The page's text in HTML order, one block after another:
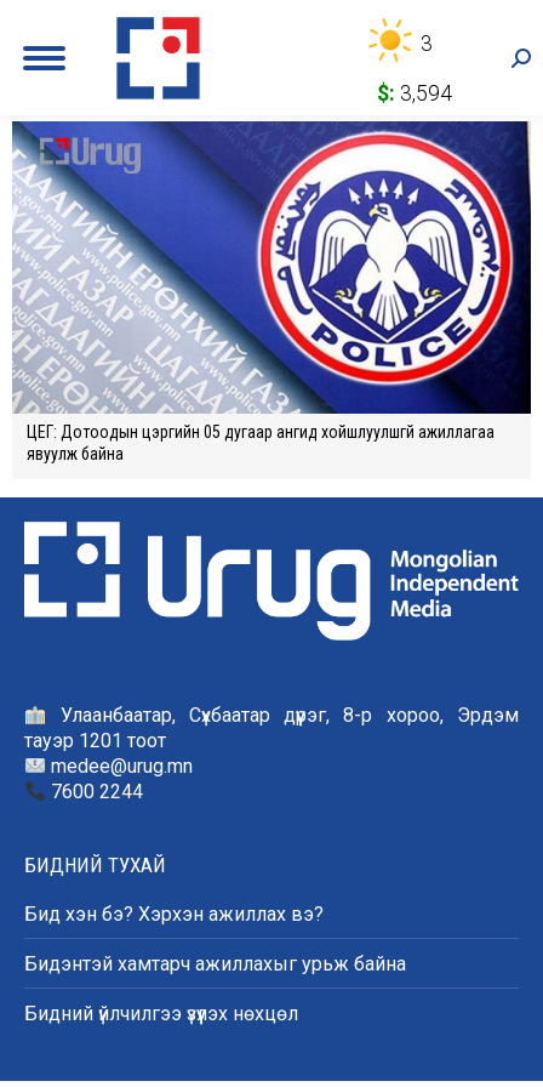
3
$: 3,594
ЦЕГ: Дотоодын цэргийн 05 дугаар ангид хойшлуулшгүй ажиллагаа
явуулж байна
Улаанбаатар, Сүхбаатар дүүрэг, 8-р хороо, Эрдэм
тауэр 1201 тоот
medee@urug.mn
7600 2244
БИДНИЙ ТУХАЙ
Бид хэн бэ? Хэрхэн ажиллах вэ?
Бидэнтэй хамтарч ажиллахыг урьж байна
Бидний үйлчилгээ үзүүлэх нөхцөл